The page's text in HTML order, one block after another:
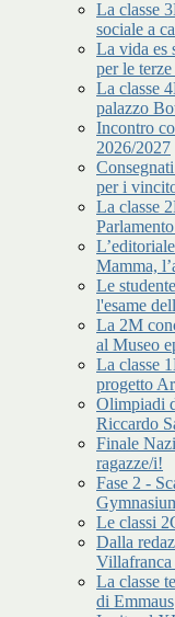
La classe
sociale a
La vida es
per le
La classe
palazzo
Incontro
2026/2027
per i
La classe
Mamma,
Le
l'esame
La 2M
al Museo
La classe
progetto
Olimpiadi
Riccardo
Finale
ragazze/i!
Fase 2 -
Le classi
Dalla
La classe
di Emmaus